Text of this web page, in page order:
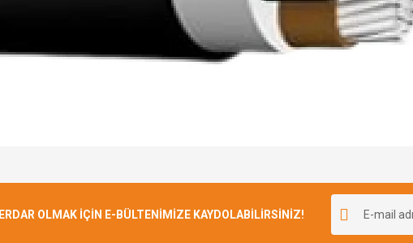
OLMAK İÇİN E-BÜLTENİMİZE KAYDOLABİLİRSİNİZ!